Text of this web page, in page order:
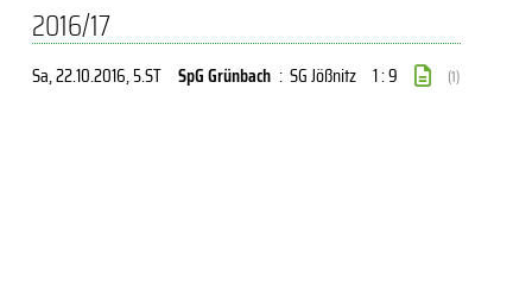
2016/17
Sa, 22.10.2016, 5.ST SpG Grünbach : SG Jößnitz 1 : 9 (1)